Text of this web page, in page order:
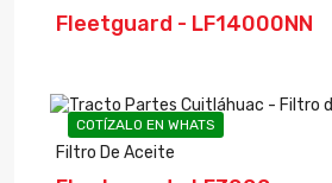
Fleetguard - LF14000NN
COTÍZALO EN WHATS
Filtro De Aceite